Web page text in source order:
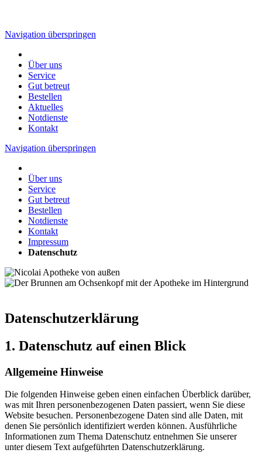
Navigation überspringen
Über uns
Service
Gut betreut
Bestellen
Aktuelles
Notdienste
Kontakt
Navigation überspringen
Über uns
Service
Gut betreut
Bestellen
Notdienste
Kontakt
Impressum
Datenschutz
Datenschutz­erklärung
1. Datenschutz auf einen Blick
Allgemeine Hinweise
Die folgenden Hinweise geben einen einfachen Überblick darüber,
was mit Ihren personenbezogenen Daten passiert, wenn Sie diese
Website besuchen. Personenbezogene Daten sind alle Daten, mit
denen Sie persönlich identifiziert werden können. Ausführliche
Informationen zum Thema Datenschutz entnehmen Sie unserer
unter diesem Text aufgeführten Datenschutzerklärung.